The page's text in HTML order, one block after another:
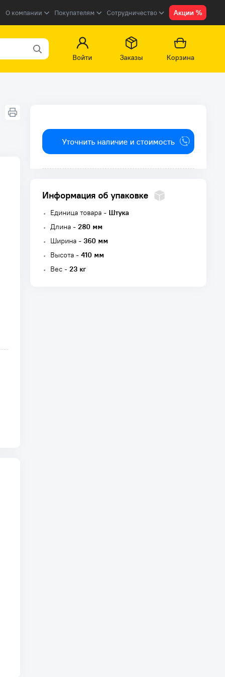
О компании Покупателям Сотрудничество Акции %
Войти
Заказы Корзина
Уточнить наличие и стоимость
Информация об упаковке
Единица товара - Штука
Длина - 280 мм
Ширина - 360 мм
Высота - 410 мм
Вес - 23 кг